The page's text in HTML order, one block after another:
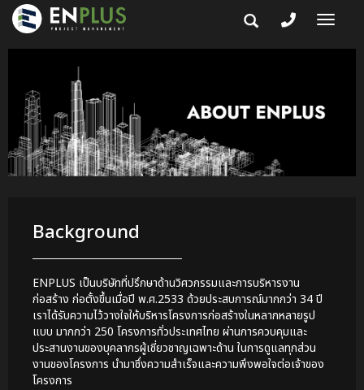
Background
ENPLUS เป็นบริษัทที่ปรึกษาด้านวิศวกรรมและการบริหารงาน
ก่อสร้าง ก่อตั้งขึ้นเมื่อปี พ.ศ.2533 ด้วยประสบการณ์มากกว่า 34 ปี
เราได้รับความไว้วางใจให้บริหารโครงการก่อสร้างในหลากหลายรูป
แบบ มากกว่า 250 โครงการทั่วประเทศไทย ผ่านการควบคุมและ
ประสานงานของบุคลากรผู้เชี่ยวชาญเฉพาะด้าน ในการดูแลทุกส่วน
งานของโครงการ นำมาซึ่งความสำเร็จและความพึงพอใจต่อเจ้าของ
โครงการ